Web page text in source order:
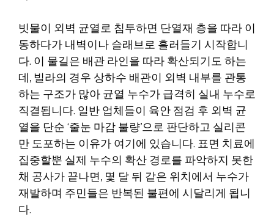
빗물이 외벽 균열로 침투하면 단열재 층을 따라 이
동하다가 내벽이나 슬래브로 흘러들기 시작합니
다. 이 물길은 배관 라인을 따라 확산되기도 하는
데, 빌라의 경우 상하수 배관이 외벽 내부를 관통
하는 구조가 많아 균열 누수가 급격히 실내 누수로
직결됩니다. 일반 업체들이 육안 점검 후 외벽 균
열을 단순 ‘줄눈 마감 불량’으로 판단하고 실리콘
만 도포하는 이유가 여기에 있습니다. 표면 치료에
집중할뿐 실제 누수의 확산 경로를 파악하지 못한
채 공사가 끝나면, 몇 달 뒤 같은 위치에서 누수가
재발하며 주민들은 반복된 불편에 시달리게 됩니
다.